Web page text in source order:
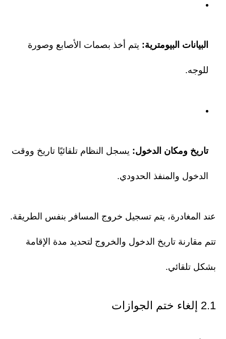
البيانات البيومترية: يتم أخذ بصمات الأصابع وصورة
للوجه.
تاريخ ومكان الدخول: يسجل النظام تلقائيًا تاريخ ووقت
الدخول والمنفذ الحدودي.
عند المغادرة، يتم تسجيل خروج المسافر بنفس الطريقة.
تتم مقارنة تاريخ الدخول والخروج لتحديد مدة الإقامة
بشكل تلقائي.
2.1 إلغاء ختم الجوازات